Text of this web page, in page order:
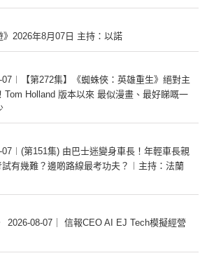
》2026年8月07日 主持：以諾
07︱【第272集】《蜘蛛俠：英雄重生》絕對主
Tom Holland 版本以來 最似漫畫、最好睇嘅一
07︱(第151集) 由巴士迷變身車長！年輕車長親
有幾難？邊啲路線最考功夫？︱主持：法蘭
2026-08-07｜ 信報CEO AI EJ Tech模擬經營